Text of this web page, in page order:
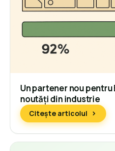
Un partener nou pentru
noutăți din industrie
Citește articolul